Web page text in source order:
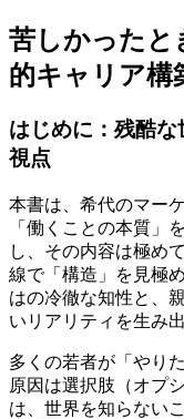
苦しかったと
的キャリア構
はじめに：残酷
視点
本書は、希代のマー
「働くことの本質」
し、その内容は極め
線で「構造」を見極
はの冷徹な知性と、
いリアリティを生み
多くの若者が「やり
原因は選択肢（オプ
は、世界を知らない